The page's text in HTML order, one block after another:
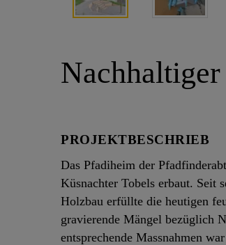
PROJEKTBESCHRIEB
Das Pfadiheim der
Küsnachter Tobels erbaut. Seit
Holzbau erfüllte die heutigen
gravierende Mängel bezüglich
entsprechende Massnahmen